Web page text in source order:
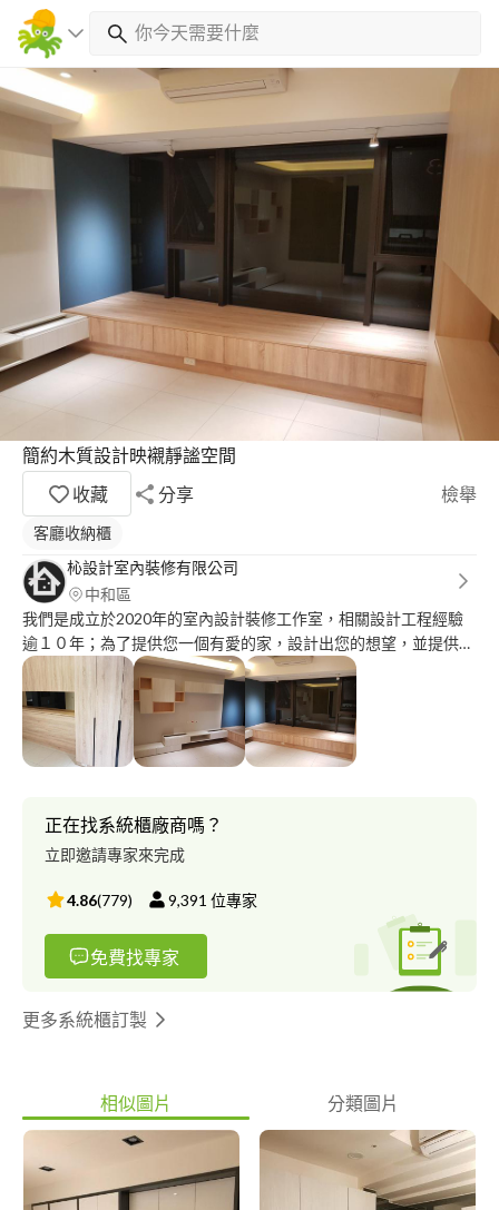
簡約木質設計映襯靜謐空間
收藏
分享 檢舉
客廳收納櫃
杺設計室內裝修有限公司
中和區
我們是成立於2020年的室內設計裝修工作室，相關設計工程經驗
逾１０年；為了提供您一個有愛的家，設計出您的想望，並提供高
品質的監造施工，無論新屋設計、老屋改裝、商業空間設計＆工
程，本公司提供免費丈量服務，歡迎致電洽詢！！
正在找系統櫃廠商嗎？
立即邀請專家來完成
4.86(779) 9,391 位專家
免費找專家
更多系統櫃訂製
相似圖片 分類圖片